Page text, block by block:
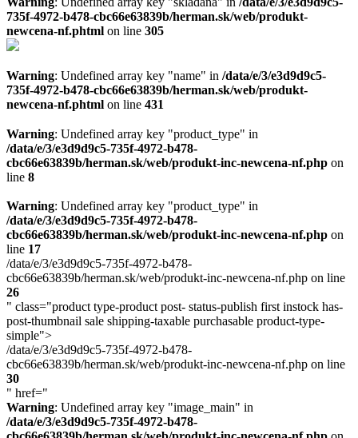
735f-4972-b478-cbc66e63839b/herman.sk/web/produkt-
newcena-nf.phtml on line 305
Warning: Undefined array key "name" in /data/e/3/e3d9d9c5-
735f-4972-b478-cbc66e63839b/herman.sk/web/produkt-
newcena-nf.phtml on line 431
Warning: Undefined array key "product_type" in
/data/e/3/e3d9d9c5-735f-4972-b478-
cbc66e63839b/herman.sk/web/produkt-inc-newcena-nf.php on
line 8
Warning: Undefined array key "product_type" in
/data/e/3/e3d9d9c5-735f-4972-b478-
cbc66e63839b/herman.sk/web/produkt-inc-newcena-nf.php on
line 17
/data/e/3/e3d9d9c5-735f-4972-b478-
cbc66e63839b/herman.sk/web/produkt-inc-newcena-nf.php on line
26
" class="product type-product post- status-publish first instock has-
post-thumbnail sale shipping-taxable purchasable product-type-
simple">
/data/e/3/e3d9d9c5-735f-4972-b478-
cbc66e63839b/herman.sk/web/produkt-inc-newcena-nf.php on line
30
" href="
Warning: Undefined array key "image_main" in
/data/e/3/e3d9d9c5-735f-4972-b478-